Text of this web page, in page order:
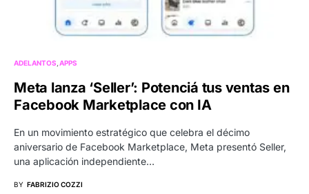
ADELANTOS APPS
Meta lanza ‘Seller’: Potenciá tus ventas en
Facebook Marketplace con IA
En un movimiento estratégico que celebra el décimo
aniversario de Facebook Marketplace, Meta presentó Seller,
una aplicación independiente…
BY FABRIZIO COZZI